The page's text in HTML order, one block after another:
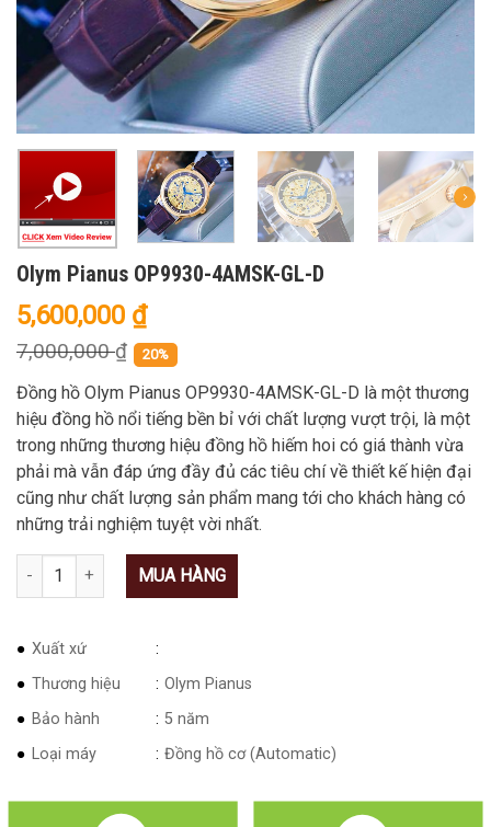
Olym Pianus OP9930-4AMSK-GL-D
5,600,000 ₫
7,000,000₫ 20%
Đồng hồ Olym Pianus OP9930-4AMSK-GL-D là một thương
hiệu đồng hồ nổi tiếng bền bỉ với chất lượng vượt trội, là một
trong những thương hiệu đồng hồ hiếm hoi có giá thành vừa
phải mà vẫn đáp ứng đầy đủ các tiêu chí về thiết kế hiện đại
cũng như chất lượng sản phẩm mang tới cho khách hàng có
những trải nghiệm tuyệt vời nhất.
Số lượng MUA HÀNG
Xuất xứ
Thương hiệu
Olym Pianus
Bảo hành
5 năm
Loại máy
Đồng hồ cơ (Automatic)